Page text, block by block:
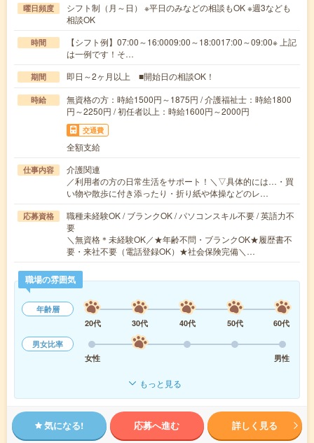
曜日頻度
シフト制（月～日） ※平日のみなどの相談もOK ※週3なども
相談OK
時間
【シフト例】07:00～16:0009:00～18:0017:00～09:00※ 上記
は一例です！そ…
期間 即日～2ヶ月以上 ■開始日の相談OK！
時給
無資格の方：時給1500円～1875円 / 介護福祉士：時給1800
円～2250円 / 初任者以上：時給1600円～2000円
交通費
全額支給
仕事内容
介護関連
／利用者の方の日常生活をサポート！＼▽具体的には…・買
い物や散歩に付き添ったり・折り紙や体操などのレ…
応募資格
職種未経験OK / ブランクOK / パソコンスキル不要 / 英語力不
要
＼無資格＊未経験OK／★年齢不問・ブランクOK★履歴書不
要・来社不要（電話登録OK）★社会保険完備＼…
職場の雰囲気
年齢層
20代
30代 40代 50代
60代
男女比率
女性
男性
もっと見る
気になる! 応募へ進む 詳しく見る